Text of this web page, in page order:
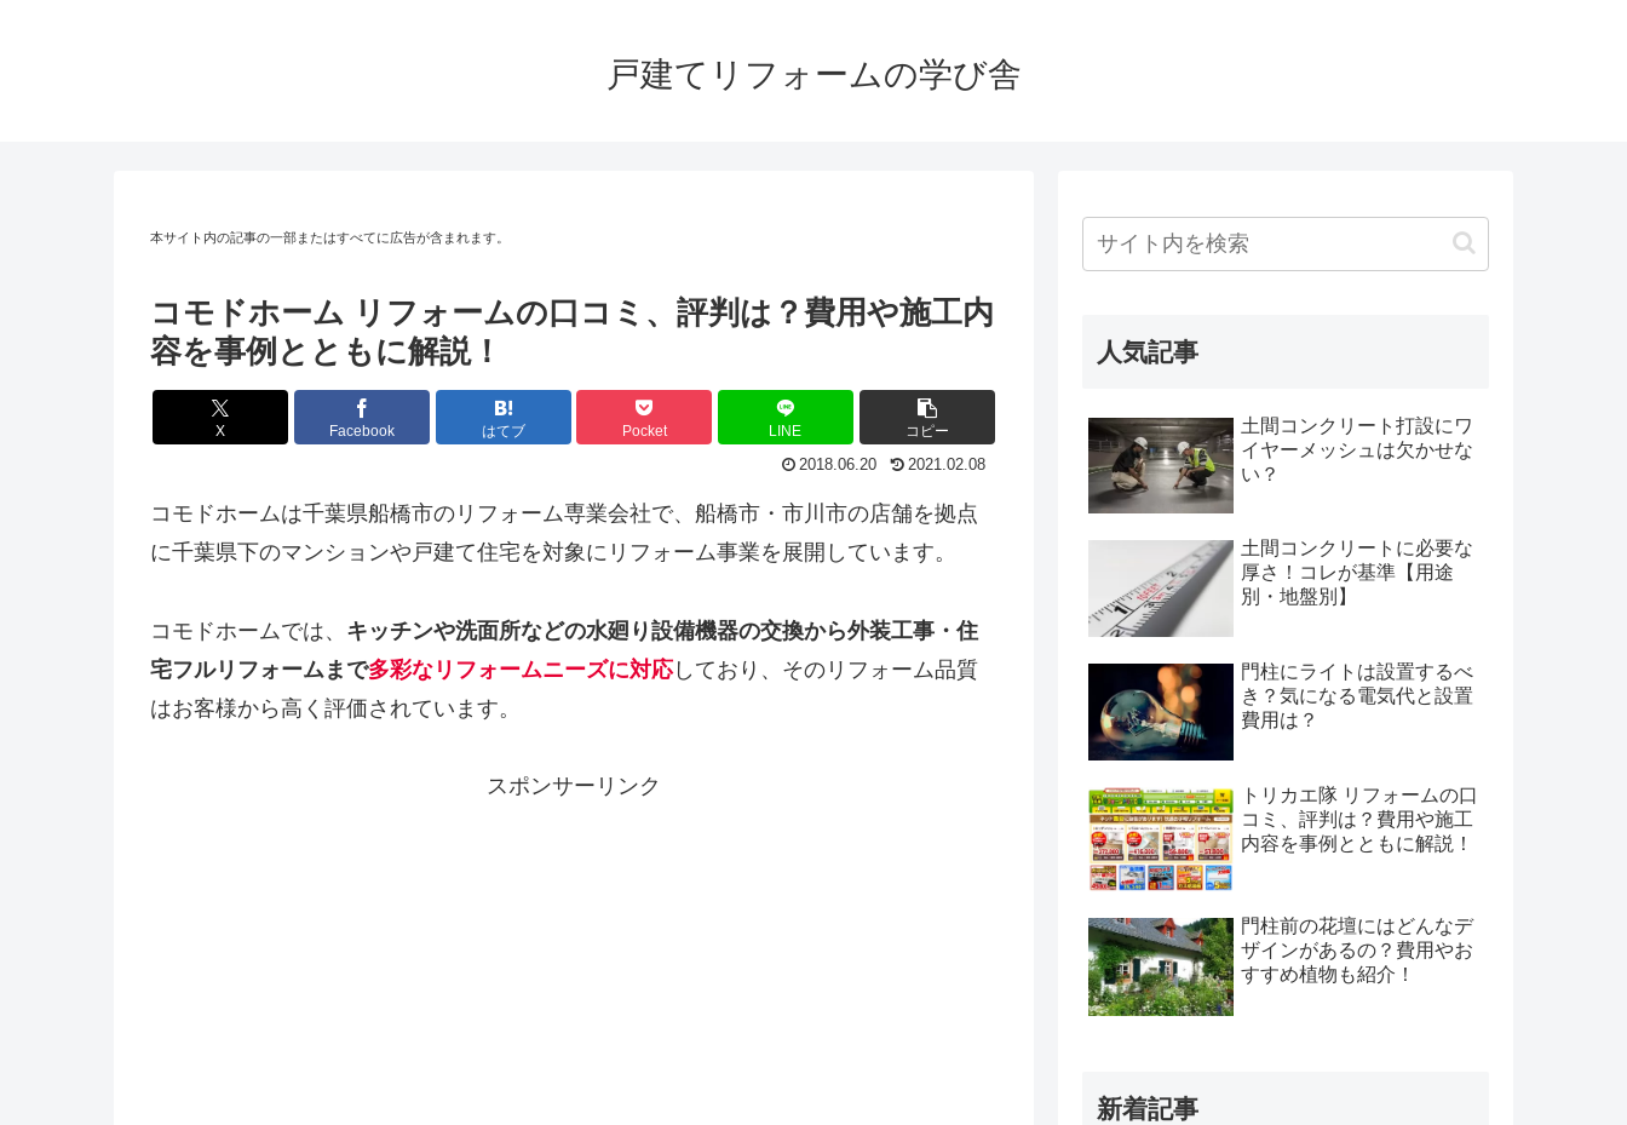
戸建てリフォームの学び舎
本サイト内の記事の一部またはすべてに広告が含まれます。
コモドホーム リフォームの口コミ、評判は？費用や施工内
容を事例とともに解説！
X Facebook はてブ Pocket LINE コピー
2018.06.20 2021.02.08
コモドホームは千葉県船橋市のリフォーム専業会社で、船橋市・市川市の店舗を拠点
に千葉県下のマンションや戸建て住宅を対象にリフォーム事業を展開しています。
コモドホームでは、 キッチンや洗面所などの水廻り設備機器の交換から外装工事・住
宅フルリフォームまで多彩なリフォームニーズに対応しており、そのリフォーム品質
はお客様から高く評価されています。
スポンサーリンク
人気記事
土間コンクリート打設にワ
イヤーメッシュは欠かせな
い？
土間コンクリートに必要な
厚さ！コレが基準【用途
別・地盤別】
門柱にライトは設置するべ
き？気になる電気代と設置
費用は？
トリカエ隊 リフォームの口
コミ、評判は？費用や施工
内容を事例とともに解説！
門柱前の花壇にはどんなデ
ザインがあるの？費用やお
すすめ植物も紹介！
新着記事